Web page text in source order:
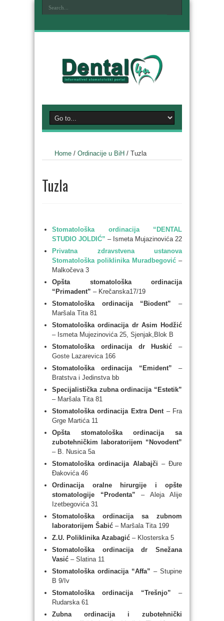
Home / Ordinacije u BiH / Tuzla
Tuzla
Stomatološka ordinacija “DENTAL
STUDIO JOLDIĆ” – Ismeta Mujazinovića 22
Privatna zdravstvena ustanova
Stomatološka poliklinika Muradbegović –
Malkočeva 3
Opšta stomatološka ordinacija
“Primadent” – Krečanska17/19
Stomatološka ordinacija “Biodent” –
Maršala Tita 81
Stomatološka ordinacija dr Asim Hodžić
– Ismeta Mujezinovića 25, Sjenjak,Blok B
Stomatološka ordinacija dr Huskić –
Goste Lazarevica 166
Stomatološka ordinacija “Emident” –
Bratstva i Jedinstva bb
Specijalistička zubna ordinacija “Estetik”
– Maršala Tita 81
Stomatološka ordinacija Extra Dent– Fra
Grge Martića 11
Opšta stomatološka ordinacija sa
zubotehničkim laboratorijem “Novodent”
– B. Nusica 5a
Stomatološka ordinacija Alabajči – Đure
Đakovića 46
Ordinacija oralne hirurgije i opšte
stomatologije “Prodenta” – Aleja Alije
Izetbegovića 31
Stomatološka ordinacija sa zubnom
laboratorijem Šabić – Maršala Tita 199
Z.U. Poliklinika Azabagić – Klosterska 5
Stomatološka ordinacija dr Snežana
Vasić – Slatina 11
Stomatološka ordinacija “Affa” – Stupine
B 9/Iv
Stomatološka ordinacija “Trešnjo” –
Rudarska 61
Zubna ordinacija i zubotehnički